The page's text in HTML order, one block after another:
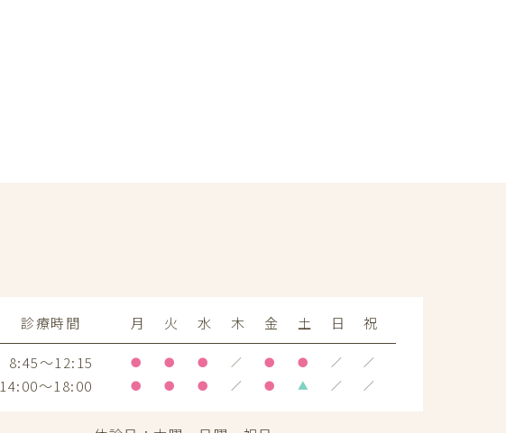
診療時間 月 火 水 木 金 土 日
祝
8:45～12:15
● ● ● ／ ● ● ／ ／
14:00～18:00 ● ● ● ／ ● ▲ ／ ／